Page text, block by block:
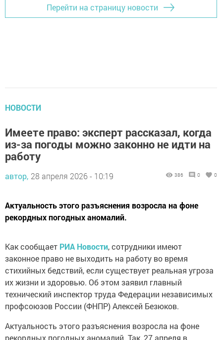
Перейти на страницу новости
НОВОСТИ
Имеете право: эксперт рассказал, когда
из-за погоды можно законно не идти на
работу
автор, 28 апреля 2026 - 10:19 386 0 0
Актуальность этого разъяснения возросла на фоне
рекордных погодных аномалий.
Как сообщает РИА Новости, сотрудники имеют
законное право не выходить на работу во время
стихийных бедствий, если существует реальная угроза
их жизни и здоровью. Об этом заявил главный
технический инспектор труда Федерации независимых
профсоюзов России (ФНПР) Алексей Безюков.
Актуальность этого разъяснения возросла на фоне
рекордных погодных аномалий. Так, 27 апреля в